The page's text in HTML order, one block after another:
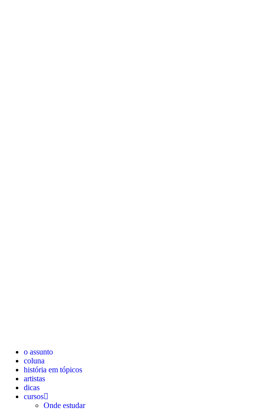
o assunto
coluna
história em tópicos
artistas
dicas
cursos
Onde estudar